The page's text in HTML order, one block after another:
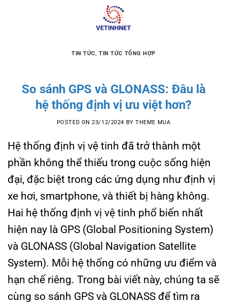
TIN TỨC,TIN TỨC TỔNG HỢP
So sánh GPS và GLONASS: Đâu là
hệ thống định vị ưu việt hơn?
POSTED ON23/12/2024 BYTHEME MUA
Hệ thống định vị vệ tinh đã trở thành một
phần không thể thiếu trong cuộc sống hiện
đại, đặc biệt trong các ứng dụng như định vị
xe hơi, smartphone, và thiết bị hàng không.
Hai hệ thống định vị vệ tinh phổ biến nhất
hiện nay là GPS (Global Positioning System)
và GLONASS (Global Navigation Satellite
System). Mỗi hệ thống có những ưu điểm và
hạn chế riêng. Trong bài viết này, chúng ta sẽ
cùng so sánh GPS và GLONASS để tìm ra